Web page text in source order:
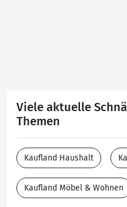
Viele aktuelle
Themen
Kaufland Haushalt
Kaufland Möbel & Wohnen